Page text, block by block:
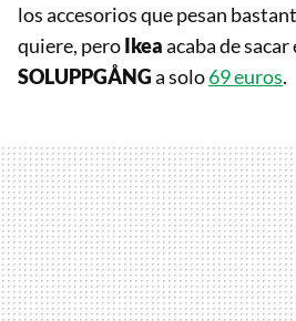
los accesorios que pesan
quiere, peroIkeaacaba de sacar
SOLUPPGÅNGa solo69 euros.